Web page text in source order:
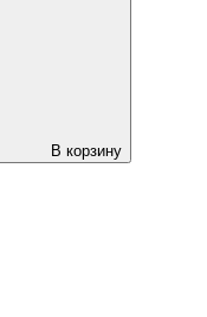
В корзину